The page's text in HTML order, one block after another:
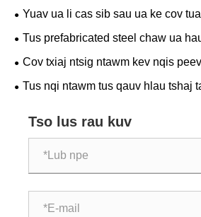
tsi?
Yuav ua li cas sib sau ua ke cov
duab nyob rau lub tsev ua haujlwm li
Tus prefabricated steel chaw ua
tshuam cov cuab yeej tus nqi li cas?
Cov txiaj ntsig ntawm kev nqis
ua lag luam?
Tus nqi ntawm tus qauv hlau tshaj
Tso lus rau kuv